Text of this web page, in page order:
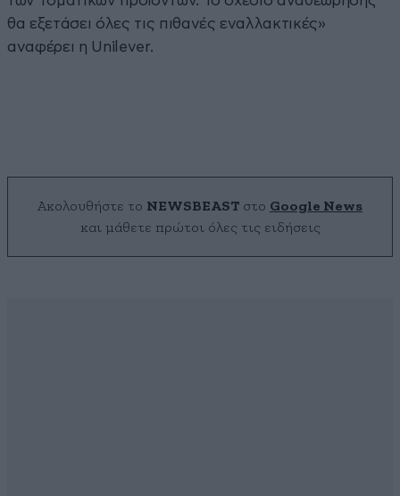
θα εξετάσει όλες τις πιθανές εναλλακτικές»
αναφέρει η Unilever.
Ακολουθήστε το NEWSBEAST στο Google News
και μάθετε πρώτοι όλες τις ειδήσεις